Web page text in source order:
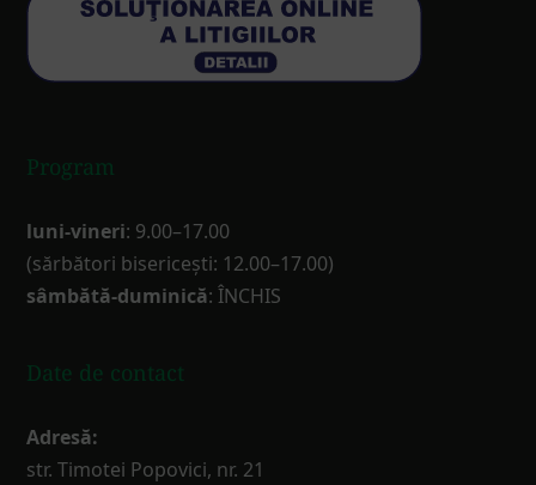
Program
luni-vineri: 9.00–17.00
(sărbători bisericești: 12.00–17.00)
sâmbătă-duminică: ÎNCHIS
Date de contact
Adresă:
str. Timotei Popovici, nr. 21